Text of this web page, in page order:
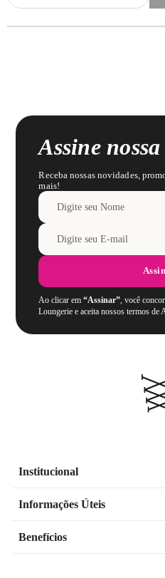
Assine
Receba nossas novidades,
mais!
Ao clicar em“Assinar”, você
Loungerie e aceita nossos termos de
Institucional
Informações Úteis
Benefícios